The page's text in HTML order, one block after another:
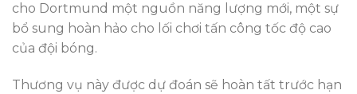
cho Dortmund một nguồn năng lượng mới, một sự
bổ sung hoàn hảo cho lối chơi tấn công tốc độ cao
của đội bóng.
Thương vụ này được dự đoán sẽ hoàn tất trước hạn